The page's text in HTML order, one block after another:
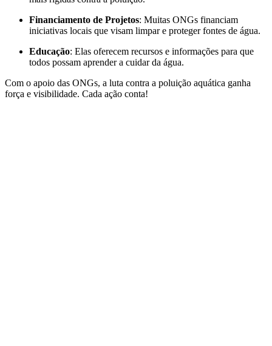
Financiamento de Projetos: Muitas ONGs financiam
iniciativas locais que visam limpar e proteger fontes de água.
Educação: Elas oferecem recursos e informações para que
todos possam aprender a cuidar da água.
Com o apoio das ONGs, a luta contra a poluição aquática ganha
força e visibilidade. Cada ação conta!